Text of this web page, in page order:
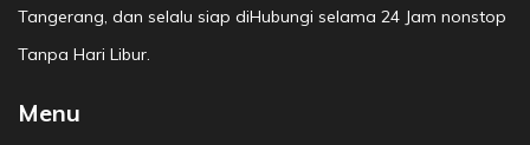
Tangerang, dan selalu siap diHubungi selama 24 Jam nonstop
Tanpa Hari Libur.
Menu